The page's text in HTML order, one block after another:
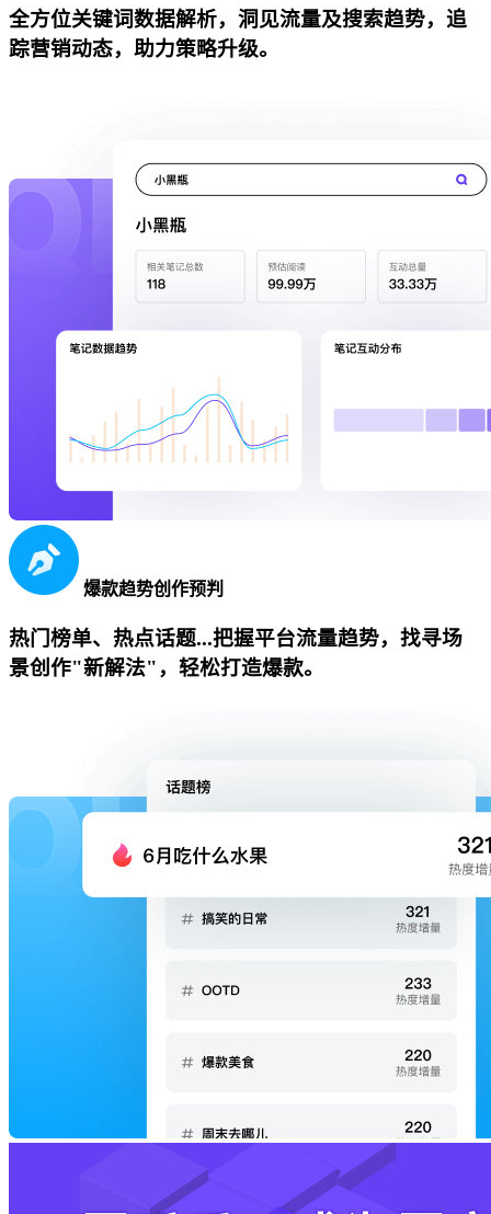
全方位关键词数据解析，洞见流量及搜索趋势，追
踪营销动态，助力策略升级。
爆款趋势创作预判
热门榜单、热点话题...把握平台流量趋势，找寻场
景创作"新解法"，轻松打造爆款。